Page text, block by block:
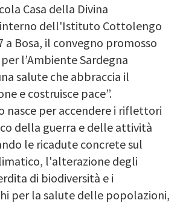
Casa della Divina
dell'Istituto Cottolengo
a Bosa, il convegno promosso
l’Ambiente Sardegna
salute che abbraccia il
e costruisce pace”.
nasce per accendere i riflettori
della guerra e delle attività
le ricadute concrete sul
l'alterazione degli
di biodiversità e i
per la salute delle popolazioni,